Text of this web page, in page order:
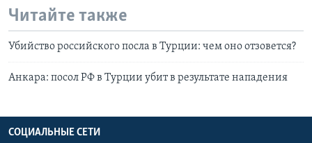
Читайте также
Убийство российского посла в Турции: чем оно отзовется?
Анкара: посол РФ в Турции убит в результате нападения
СОЦИАЛЬНЫЕ СЕТИ